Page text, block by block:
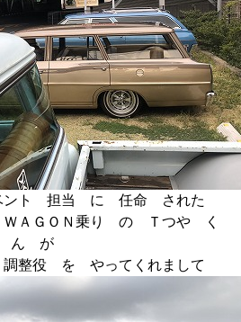
ント 担当 に 任命 された
ＡＧＯＮ乗り の Ｔつや く
ん が
整役 を やってくれまして